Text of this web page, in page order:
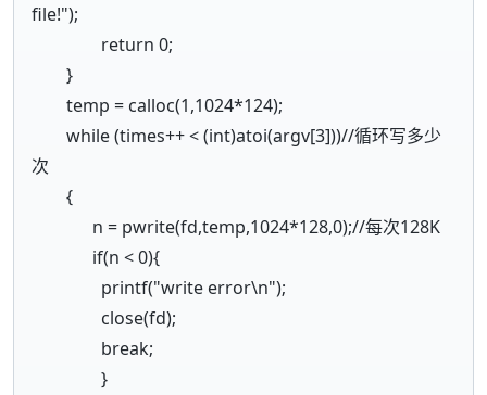
file!");
return 0;
}
temp = calloc(1,1024*124);
while (times++ < (int)atoi(argv[3]))//循环写多少
次
{
n = pwrite(fd,temp,1024*128,0);//每次128K
if(n < 0){
printf("write error\n");
close(fd);
break;
}